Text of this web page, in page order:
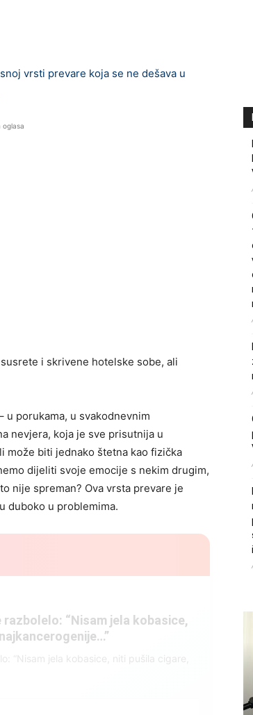
vrsti prevare koja se ne dešava u
oglasa
i skrivene hotelske sobe, ali
u porukama, u svakodnevnim
nevjera, koja je sve prisutnija u
može biti jednako štetna kao fizička
dijeliti svoje emocije s nekim drugim,
nije spreman? Ova vrsta prevare je
duboko u problemima.
Njen dečko Ilija glumio
obdukcija otkrila jezivu istinu
dečko Ilija glumio ucveljenog udovca, a